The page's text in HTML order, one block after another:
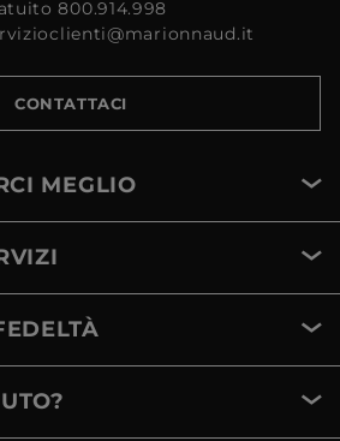
800.914.998
CONTATTACI
MEGLIO